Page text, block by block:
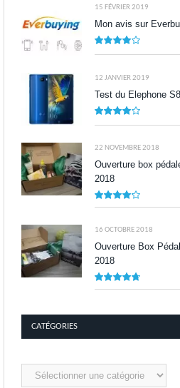
15 FÉVRIER 2019
Mon avis sur
12 JANVIER 2019
Test du Elephone S8
22 NOVEMBRE 2018
Ouverture box
2018
16 OCTOBRE 2018
Ouverture Box
2018
CATÉGORIES
Catégories